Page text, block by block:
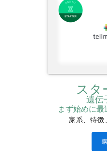
スタ
遺伝
まず始めに
家系、特徴